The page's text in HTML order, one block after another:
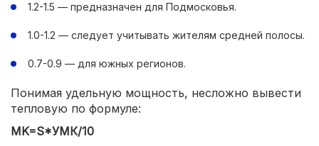
1.2-1.5 — предназначен для Подмосковья.
1.0-1.2 — следует учитывать жителям средней полосы.
0.7-0.9 — для южных регионов.
Понимая удельную мощность, несложно вывести
тепловую по формуле:
MK=S*УМК/10